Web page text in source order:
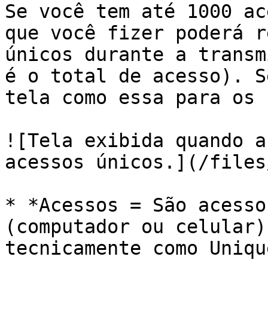
Se você tem até 1000
que você fizer poderá
únicos durante a
é o total de acesso).
tela como essa para os
![Tela exibida
acessos únicos.](/
* *Acessos = São
(computador ou